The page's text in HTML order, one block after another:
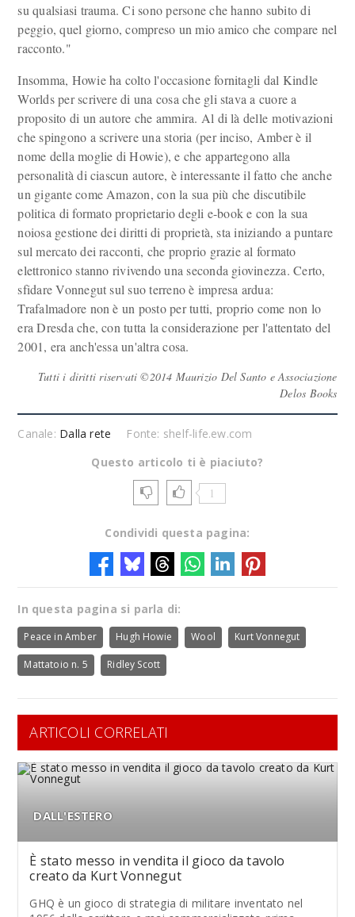
su qualsiasi trauma. Ci sono persone che hanno subito di
peggio, quel giorno, compreso un mio amico che compare nel
racconto."
Insomma, Howie ha colto l'occasione fornitagli dal Kindle
Worlds per scrivere di una cosa che gli stava a cuore a
proposito di un autore che ammira. Al di là delle motivazioni
che spingono a scrivere una storia (per inciso, Amber è il
nome della moglie di Howie), e che appartegono alla
personalità di ciascun autore, è interessante il fatto che anche
un gigante come Amazon, con la sua più che discutibile
politica di formato proprietario degli e-book e con la sua
noiosa gestione dei diritti di proprietà, sta iniziando a puntare
sul mercato dei racconti, che proprio grazie al formato
elettronico stanno rivivendo una seconda giovinezza. Certo,
sfidare Vonnegut sul suo terreno è impresa ardua:
Trafalmadore non è un posto per tutti, proprio come non lo
era Dresda che, con tutta la considerazione per l'attentato del
2001, era anch'essa un'altra cosa.
Tutti i diritti riservati ©2014 Maurizio Del Santo e Associazione
Delos Books
Canale: Dalla rete
Fonte: shelf-life.ew.com
Questo articolo ti è piaciuto?
1
Condividi questa pagina:
In questa pagina si parla di:
Peace in Amber Hugh Howie Wool Kurt Vonnegut
Mattatoio n. 5 Ridley Scott
ARTICOLI CORRELATI
DALL'ESTERO
È stato messo in vendita il gioco da tavolo
creato da Kurt Vonnegut
GHQ è un gioco di strategia di militare inventato nel